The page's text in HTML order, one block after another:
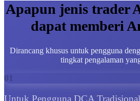
Apapun jenis trader
dapat memberi
Dirancang khusus untuk pengguna
tingkat pengalaman
01
Untuk Pengguna DCA Tradisional